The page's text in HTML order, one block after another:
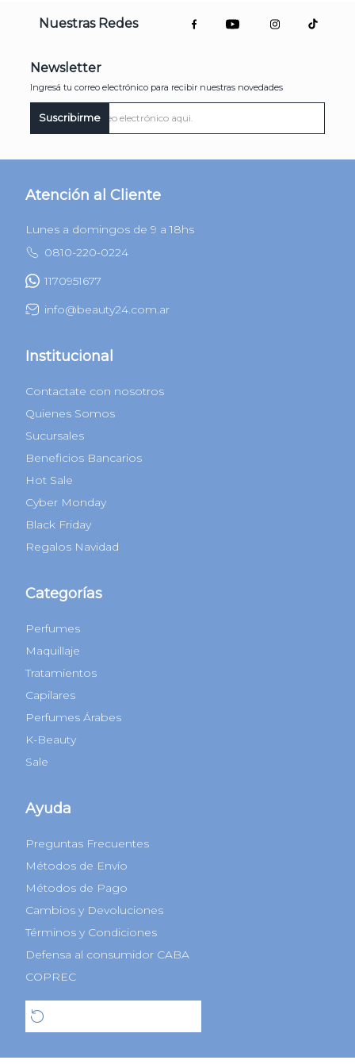
Nuestras Redes
Newsletter
Ingresá tu correo electrónico para recibir nuestras novedades
Suscribirme
Atención al Cliente
Lunes a domingos de 9 a 18hs
0810-220-0224
1170951677
info@beauty24.com.ar
Institucional
Contactate con nosotros
Quienes Somos
Sucursales
Beneficios Bancarios
Hot Sale
Cyber Monday
Black Friday
Regalos Navidad
Categorías
Perfumes
Maquillaje
Tratamientos
Capilares
Perfumes Árabes
K-Beauty
Sale
Ayuda
Preguntas Frecuentes
Métodos de Envío
Métodos de Pago
Cambios y Devoluciones
Términos y Condiciones
Defensa al consumidor CABA
COPREC